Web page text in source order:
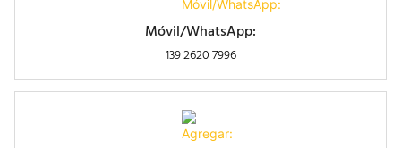
Móvil/WhatsApp:
139 2620 7996